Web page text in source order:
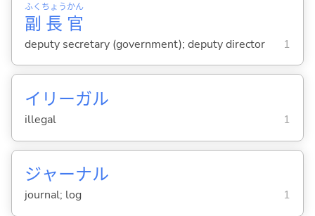
副
ふく
長
ちょう
官
かん
deputy secretary (government); deputy director 1
イリーガル
illegal 1
ジャーナル
journal; log 1